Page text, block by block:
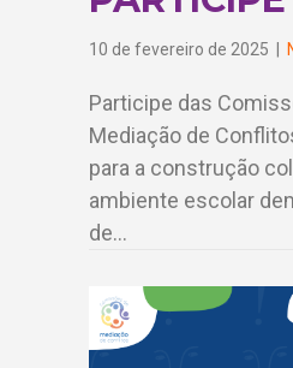
10 de fevereiro de 2025
Participe das
Mediação de
para a construção
ambiente escolar
de…